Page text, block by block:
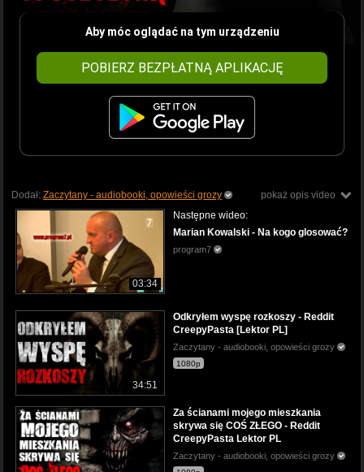
Aby móc oglądać na tym urządzeniu
POBIERZ BEZPŁATNĄ APLIKACJĘ
pokaż opis video
Dodał: Zaczytany - audiobooki, opowieści grozy
03:34
Następne wideo:
Marian Kowalski - Na kogo glosować?
program7
34:51
Odkryłem wyspę rozkoszy - Reddit
CreepyPasta [Lektor PL]
Zaczytany - audiobooki, opowieści grozy
1080p
Za ścianami mojego mieszkania
skrywa się COŚ ZŁEGO - Reddit
CreepyPasta Lektor PL
Zaczytany - audiobooki, opowieści grozy